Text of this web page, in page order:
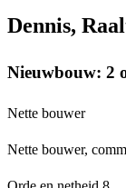
Dennis,
Nieuwbouw: 2
Nette bouwer
Nette bouwer,